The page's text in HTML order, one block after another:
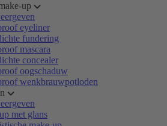
up
eyeliner
fundering
mascara
concealer
oogschaduw
wenkbrauwpotloden
met glans